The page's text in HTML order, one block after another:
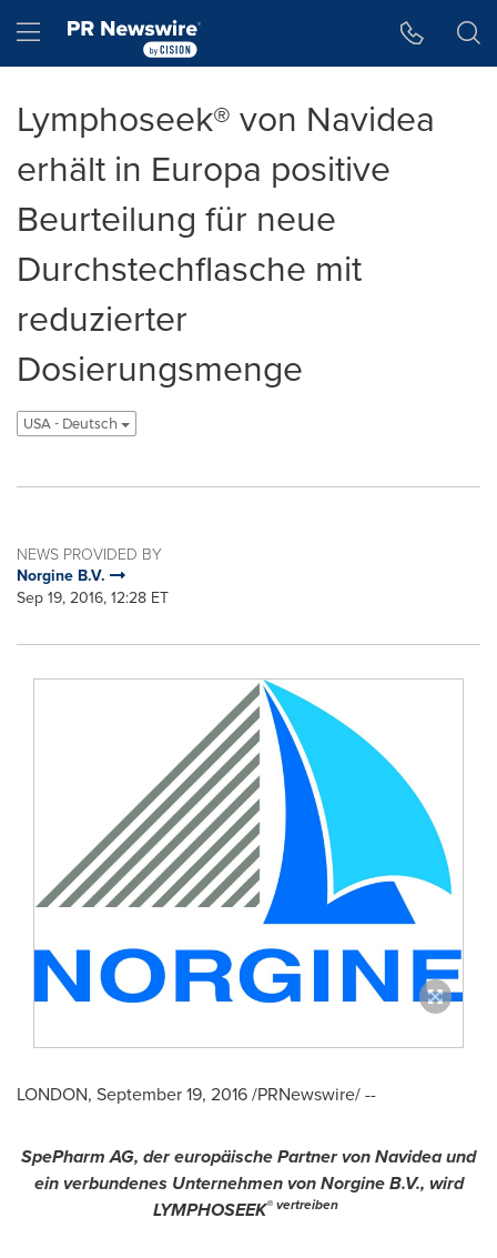
Hamburger menu
Lymphoseek® von Navidea
erhält in Europa positive
Beurteilung für neue
Durchstechflasche mit
reduzierter
Dosierungsmenge
USA - Deutsch
NEWS PROVIDED BY
Norgine B.V.
Sep 19, 2016, 12:28 ET
LONDON, September 19, 2016/PRNewswire/ --
SpePharm AG, der europäische Partner von Navideaund
ein verbundenes Unternehmen von Norgine B.V., wird
LYMPHOSEEK® vertreiben